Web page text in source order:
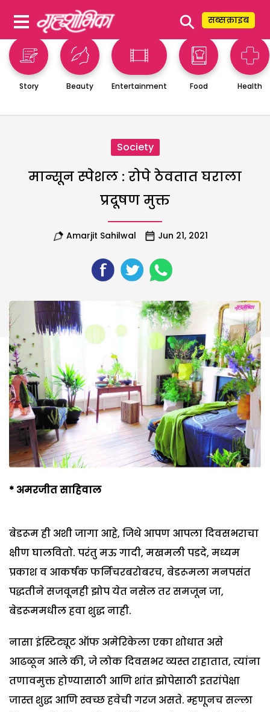
⚲ सब्सक्राइब
Story Beauty Entertainment Food Health
Society
मान्सून स्पेशल : रोपे ठेवतात घराला
प्रदूषण मुक्त
Amarjit Sahilwal Jun 21, 2021
* अमरजीत साहिवाल
बेडरूम ही अशी जागा आहे, जिथे आपण आपला दिवसभराचा
क्षीण घालवितो. परंतु मऊ गादी, मखमली पडदे, मध्यम
प्रकाश व आकर्षक फर्निचरबरोबरच, बेडरूमला मनपसंत
पद्धतीने सजवूनही झोप येत नसेल तर समजून जा,
बेडरूममधील हवा शुद्ध नाही.
नासा इंस्टिट्यूट ऑफ अमेरिकेला एका शोधात असे
आढळून आले की, जे लोक दिवसभर व्यस्त राहातात, त्यांना
तणावमुक्त होण्यासाठी आणि शांत झोपेसाठी इतरांपेक्षा
जास्त शुद्ध आणि स्वच्छ हवेची गरज असते. म्हणूनच सल्ला